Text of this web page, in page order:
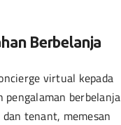
Berbelanja
virtual kepada
berbelanja
tenant, memesan